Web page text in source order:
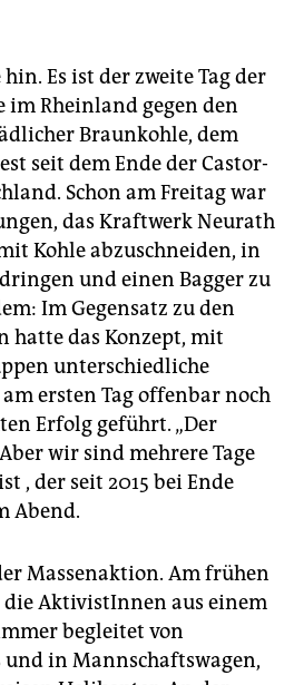
Es ist der zweite Tag der
im Rheinland gegen den
Braunkohle, dem
seit dem Ende der Castor-
Schon am Freitag war
das Kraftwerk Neurath
Kohle abzuschneiden, in
und einen Bagger zu
Im Gegensatz zu den
hatte das Konzept, mit
unterschiedliche
ersten Tag offenbar noch
Erfolg geführt. „Der
wir sind mehrere Tage
, der seit 2015 bei Ende
Abend.
Massenaktion. Am frühen
AktivistInnen aus einem
begleitet von
in Mannschaftswagen,